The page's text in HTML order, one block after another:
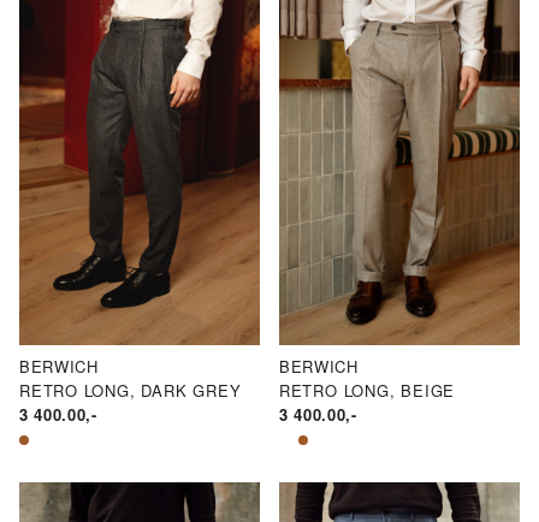
BERWICH
RETRO LONG, DARK GREY
3 400.00,-
BERWICH
RETRO LONG, BEIGE
3 400.00,-